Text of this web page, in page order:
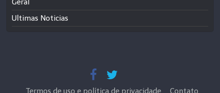
Ultimas Noticias
Termos de uso e política de privacidade Contato